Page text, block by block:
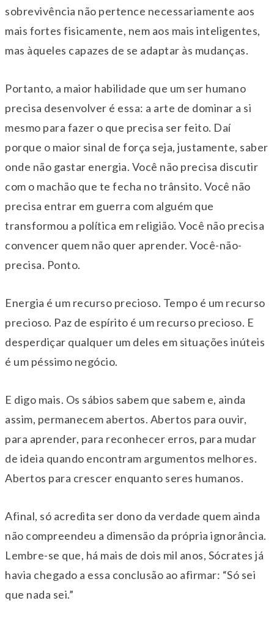
sobrevivência não pertence necessariamente aos
mais fortes fisicamente, nem aos mais inteligentes,
mas àqueles capazes de se adaptar às mudanças.
Portanto, a maior habilidade que um ser humano
precisa desenvolver é essa: a arte de dominar a si
mesmo para fazer o que precisa ser feito. Daí
porque o maior sinal de força seja, justamente, saber
onde não gastar energia. Você não precisa discutir
com o machão que te fecha no trânsito. Você não
precisa entrar em guerra com alguém que
transformou a política em religião. Você não precisa
convencer quem não quer aprender. Você-não-
precisa. Ponto.
Energia é um recurso precioso. Tempo é um recurso
precioso. Paz de espírito é um recurso precioso. E
desperdiçar qualquer um deles em situações inúteis
é um péssimo negócio.
E digo mais. Os sábios sabem que sabem e, ainda
assim, permanecem abertos. Abertos para ouvir,
para aprender, para reconhecer erros, para mudar
de ideia quando encontram argumentos melhores.
Abertos para crescer enquanto seres humanos.
Afinal, só acredita ser dono da verdade quem ainda
não compreendeu a dimensão da própria ignorância.
Lembre-se que, há mais de dois mil anos, Sócrates já
havia chegado a essa conclusão ao afirmar: “Só sei
que nada sei.”